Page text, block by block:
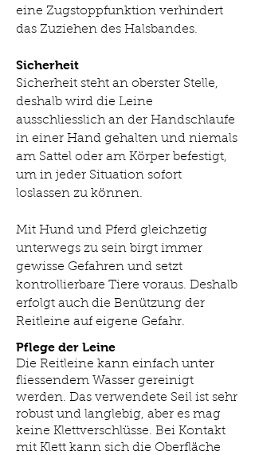
eine Zugstoppfunktion verhindert
das Zuziehen des Halsbandes.
Sicherheit
Sicherheit steht an oberster Stelle,
deshalb wird die Leine
ausschliesslich an der Handschlaufe
in einer Hand gehalten und niemals
am Sattel oder am Körper befestigt,
um in jeder Situation sofort
loslassen zu können.
Mit Hund und Pferd gleichzetig
unterwegs zu sein birgt immer
gewisse Gefahren und setzt
kontrollierbare Tiere voraus. Deshalb
erfolgt auch die Benützung der
Reitleine auf eigene Gefahr.
Pflege der Leine
Die Reitleine kann einfach unter
fliessendem Wasser gereinigt
werden. Das verwendete Seil ist sehr
robust und langlebig, aber es mag
keine Klettverschlüsse. Bei Kontakt
mit Klett kann sich die Oberfläche